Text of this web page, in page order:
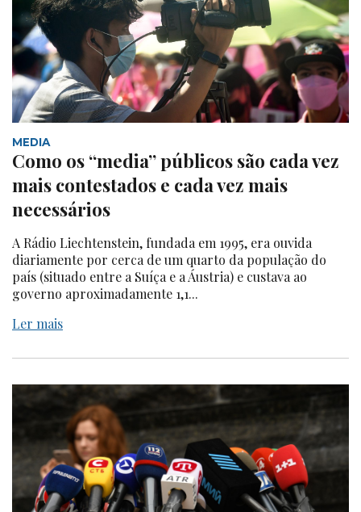
MEDIA
Como os “media” públicos são cada vez
mais contestados e cada vez mais
necessários
A Rádio Liechtenstein, fundada em 1995, era ouvida
diariamente por cerca de um quarto da população do
país (situado entre a Suíça e a Áustria) e custava ao
governo aproximadamente 1,1...
Ler mais